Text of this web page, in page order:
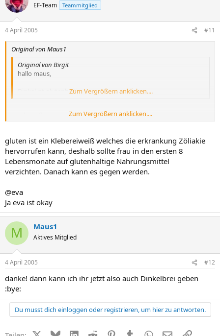
EF-Team Teammitglied
4 April 2005 #11
Original von Maus1
Original von Birgit
hallo maus,
Dinkel ist glutenhaltig.Zum Vergrößern anklicken....
und Gluten ist ungesund? was ist Gluten?
Zum Vergrößern anklicken....
gluten ist ein Klebereiweiß welches die erkrankung Zöliakie
hervorrufen kann, deshalb sollte frau in den ersten 8
Lebensmonate auf glutenhaltige Nahrungsmittel
verzichten. Danach kann es gegen werden.
@eva
Ja eva ist okay
M Maus1
Aktives Mitglied
4 April 2005 #12
danke! dann kann ich ihr jetzt also auch Dinkelbrei geben
:bye:
Du musst dich einloggen oder registrieren, um hier zu antworten.
X (Twitter)
BlueskyLinkedIn
Reddit PinterestTumblr WhatsApp
E-MailLink